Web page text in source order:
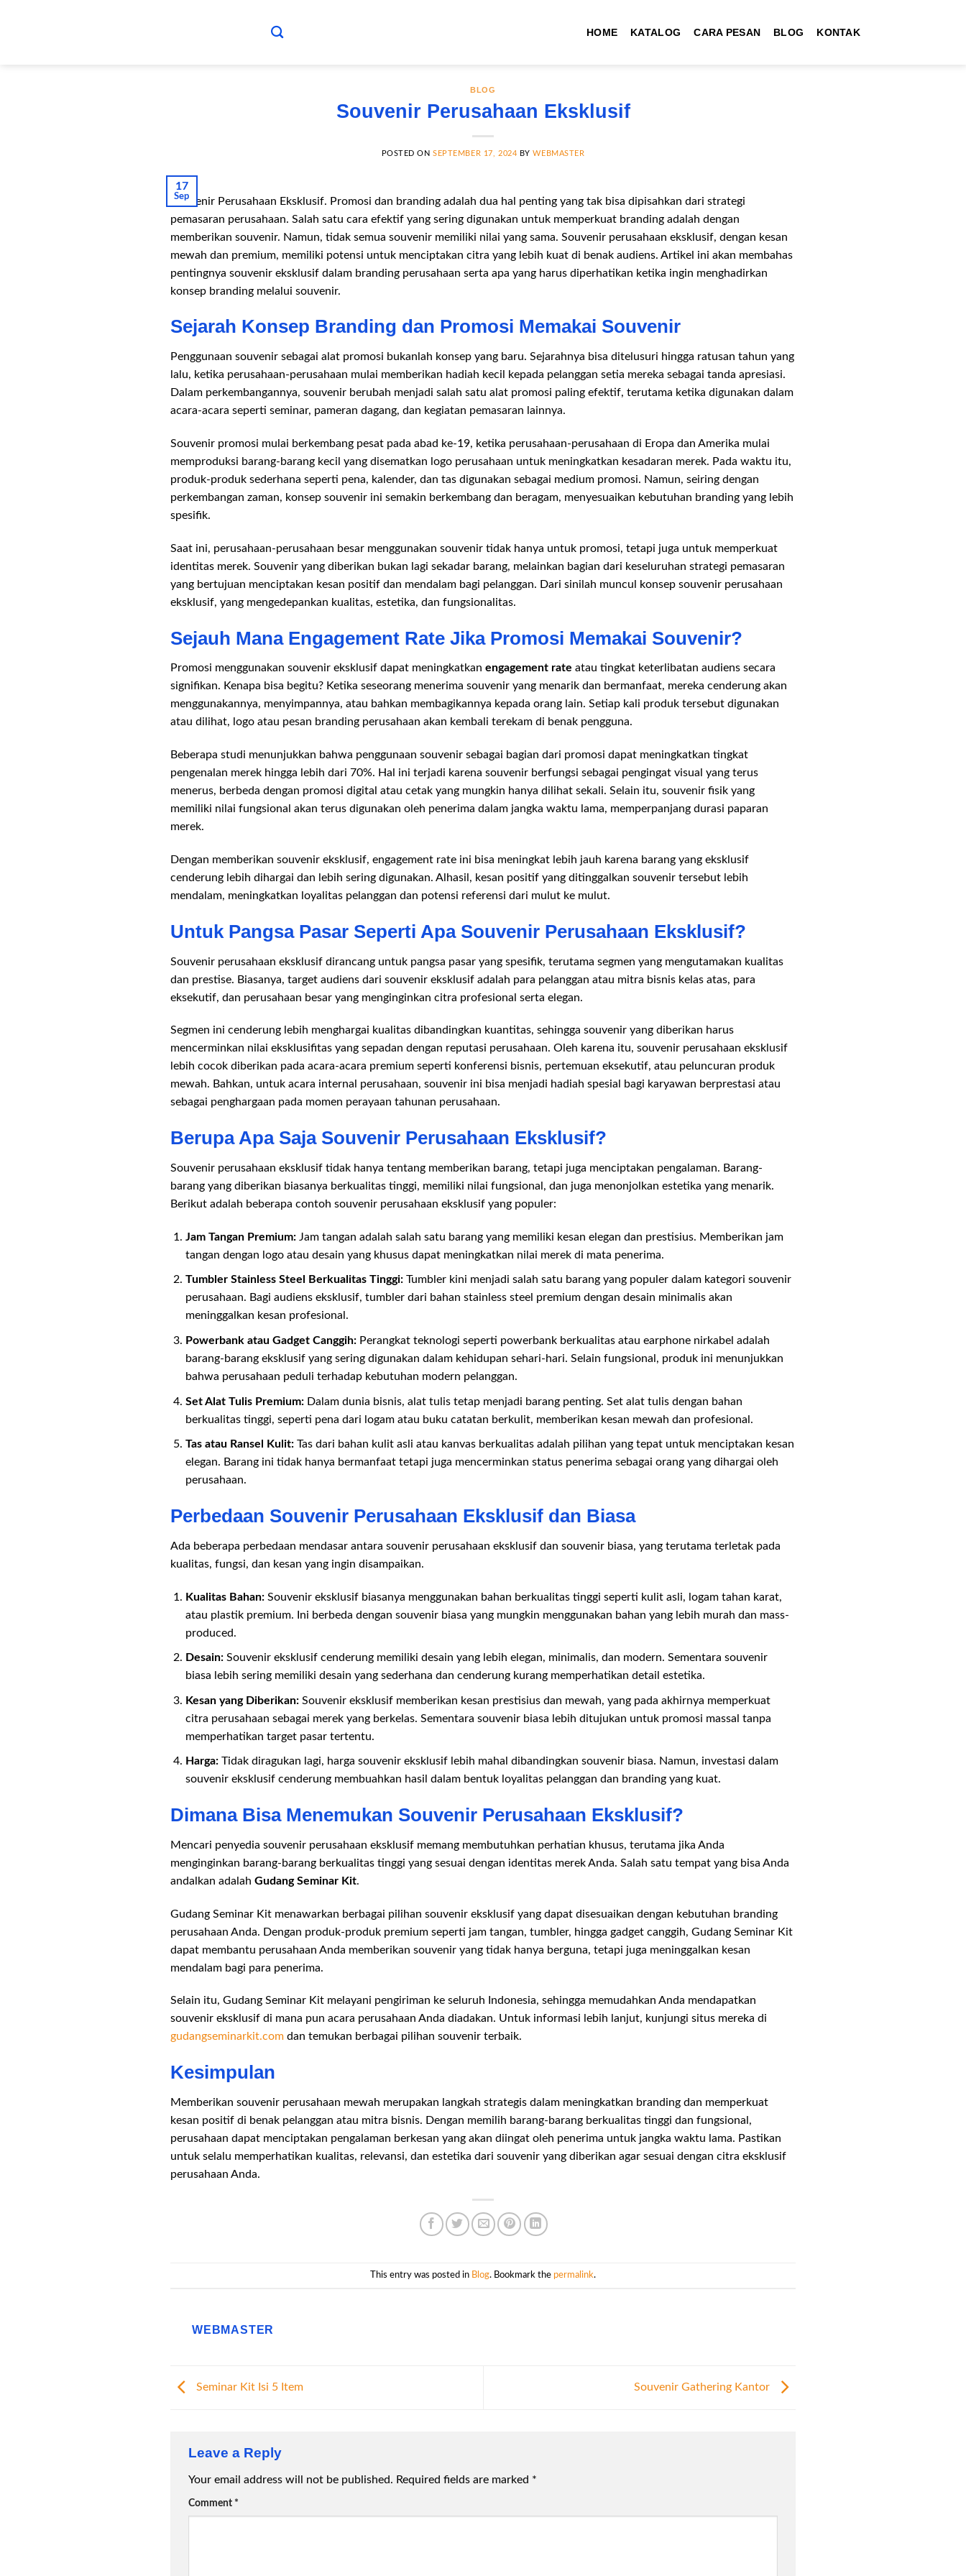
HOME KATALOG CARA PESAN BLOG KONTAK
BLOG
Souvenir Perusahaan Eksklusif
POSTED ONSEPTEMBER 17, 2024 BYWEBMASTER
17
Sep
Souvenir Perusahaan Eksklusif. Promosi dan branding adalah dua hal penting yang tak bisa dipisahkan dari strategi
pemasaran perusahaan. Salah satu cara efektif yang sering digunakan untuk memperkuat branding adalah dengan
memberikan souvenir. Namun, tidak semua souvenir memiliki nilai yang sama. Souvenir perusahaan eksklusif, dengan kesan
mewah dan premium, memiliki potensi untuk menciptakan citra yang lebih kuat di benak audiens. Artikel ini akan membahas
pentingnya souvenir eksklusif dalam branding perusahaan serta apa yang harus diperhatikan ketika ingin menghadirkan
konsep branding melalui souvenir.
Sejarah Konsep Branding dan Promosi Memakai Souvenir
Penggunaan souvenir sebagai alat promosi bukanlah konsep yang baru. Sejarahnya bisa ditelusuri hingga ratusan tahun yang
lalu, ketika perusahaan-perusahaan mulai memberikan hadiah kecil kepada pelanggan setia mereka sebagai tanda apresiasi.
Dalam perkembangannya, souvenir berubah menjadi salah satu alat promosi paling efektif, terutama ketika digunakan dalam
acara-acara seperti seminar, pameran dagang, dan kegiatan pemasaran lainnya.
Souvenir promosi mulai berkembang pesat pada abad ke-19, ketika perusahaan-perusahaan di Eropa dan Amerika mulai
memproduksi barang-barang kecil yang disematkan logo perusahaan untuk meningkatkan kesadaran merek. Pada waktu itu,
produk-produk sederhana seperti pena, kalender, dan tas digunakan sebagai medium promosi. Namun, seiring dengan
perkembangan zaman, konsep souvenir ini semakin berkembang dan beragam, menyesuaikan kebutuhan branding yang lebih
spesifik.
Saat ini, perusahaan-perusahaan besar menggunakan souvenir tidak hanya untuk promosi, tetapi juga untuk memperkuat
identitas merek. Souvenir yang diberikan bukan lagi sekadar barang, melainkan bagian dari keseluruhan strategi pemasaran
yang bertujuan menciptakan kesan positif dan mendalam bagi pelanggan. Dari sinilah muncul konsep souvenir perusahaan
eksklusif, yang mengedepankan kualitas, estetika, dan fungsionalitas.
Sejauh Mana Engagement Rate Jika Promosi Memakai Souvenir?
Promosi menggunakan souvenir eksklusif dapat meningkatkan engagement rate atau tingkat keterlibatan audiens secara
signifikan. Kenapa bisa begitu? Ketika seseorang menerima souvenir yang menarik dan bermanfaat, mereka cenderung akan
menggunakannya, menyimpannya, atau bahkan membagikannya kepada orang lain. Setiap kali produk tersebut digunakan
atau dilihat, logo atau pesan branding perusahaan akan kembali terekam di benak pengguna.
Beberapa studi menunjukkan bahwa penggunaan souvenir sebagai bagian dari promosi dapat meningkatkan tingkat
pengenalan merek hingga lebih dari 70%. Hal ini terjadi karena souvenir berfungsi sebagai pengingat visual yang terus
menerus, berbeda dengan promosi digital atau cetak yang mungkin hanya dilihat sekali. Selain itu, souvenir fisik yang
memiliki nilai fungsional akan terus digunakan oleh penerima dalam jangka waktu lama, memperpanjang durasi paparan
merek.
Dengan memberikan souvenir eksklusif, engagement rate ini bisa meningkat lebih jauh karena barang yang eksklusif
cenderung lebih dihargai dan lebih sering digunakan. Alhasil, kesan positif yang ditinggalkan souvenir tersebut lebih
mendalam, meningkatkan loyalitas pelanggan dan potensi referensi dari mulut ke mulut.
Untuk Pangsa Pasar Seperti Apa Souvenir Perusahaan Eksklusif?
Souvenir perusahaan eksklusif dirancang untuk pangsa pasar yang spesifik, terutama segmen yang mengutamakan kualitas
dan prestise. Biasanya, target audiens dari souvenir eksklusif adalah para pelanggan atau mitra bisnis kelas atas, para
eksekutif, dan perusahaan besar yang menginginkan citra profesional serta elegan.
Segmen ini cenderung lebih menghargai kualitas dibandingkan kuantitas, sehingga souvenir yang diberikan harus
mencerminkan nilai eksklusifitas yang sepadan dengan reputasi perusahaan. Oleh karena itu, souvenir perusahaan eksklusif
lebih cocok diberikan pada acara-acara premium seperti konferensi bisnis, pertemuan eksekutif, atau peluncuran produk
mewah. Bahkan, untuk acara internal perusahaan, souvenir ini bisa menjadi hadiah spesial bagi karyawan berprestasi atau
sebagai penghargaan pada momen perayaan tahunan perusahaan.
Berupa Apa Saja Souvenir Perusahaan Eksklusif?
Souvenir perusahaan eksklusif tidak hanya tentang memberikan barang, tetapi juga menciptakan pengalaman. Barang-
barang yang diberikan biasanya berkualitas tinggi, memiliki nilai fungsional, dan juga menonjolkan estetika yang menarik.
Berikut adalah beberapa contoh souvenir perusahaan eksklusif yang populer:
Jam Tangan Premium:Jam tangan adalah salah satu barang yang memiliki kesan elegan dan prestisius. Memberikan jam
tangan dengan logo atau desain yang khusus dapat meningkatkan nilai merek di mata penerima.
Tumbler Stainless Steel Berkualitas Tinggi:Tumbler kini menjadi salah satu barang yang populer dalam kategori souvenir
perusahaan. Bagi audiens eksklusif, tumbler dari bahan stainless steel premium dengan desain minimalis akan
meninggalkan kesan profesional.
Powerbank atau Gadget Canggih:Perangkat teknologi seperti powerbank berkualitas atau earphone nirkabel adalah
barang-barang eksklusif yang sering digunakan dalam kehidupan sehari-hari. Selain fungsional, produk ini menunjukkan
bahwa perusahaan peduli terhadap kebutuhan modern pelanggan.
Set Alat Tulis Premium:Dalam dunia bisnis, alat tulis tetap menjadi barang penting. Set alat tulis dengan bahan
berkualitas tinggi, seperti pena dari logam atau buku catatan berkulit, memberikan kesan mewah dan profesional.
Tas atau Ransel Kulit:Tas dari bahan kulit asli atau kanvas berkualitas adalah pilihan yang tepat untuk menciptakan kesan
elegan. Barang ini tidak hanya bermanfaat tetapi juga mencerminkan status penerima sebagai orang yang dihargai oleh
perusahaan.
Perbedaan Souvenir Perusahaan Eksklusif dan Biasa
Ada beberapa perbedaan mendasar antara souvenir perusahaan eksklusif dan souvenir biasa, yang terutama terletak pada
kualitas, fungsi, dan kesan yang ingin disampaikan.
Kualitas Bahan:Souvenir eksklusif biasanya menggunakan bahan berkualitas tinggi seperti kulit asli, logam tahan karat,
atau plastik premium. Ini berbeda dengan souvenir biasa yang mungkin menggunakan bahan yang lebih murah dan mass-
produced.
Desain:Souvenir eksklusif cenderung memiliki desain yang lebih elegan, minimalis, dan modern. Sementara souvenir
biasa lebih sering memiliki desain yang sederhana dan cenderung kurang memperhatikan detail estetika.
Kesan yang Diberikan:Souvenir eksklusif memberikan kesan prestisius dan mewah, yang pada akhirnya memperkuat
citra perusahaan sebagai merek yang berkelas. Sementara souvenir biasa lebih ditujukan untuk promosi massal tanpa
memperhatikan target pasar tertentu.
Harga:Tidak diragukan lagi, harga souvenir eksklusif lebih mahal dibandingkan souvenir biasa. Namun, investasi dalam
souvenir eksklusif cenderung membuahkan hasil dalam bentuk loyalitas pelanggan dan branding yang kuat.
Dimana Bisa Menemukan Souvenir Perusahaan Eksklusif?
Mencari penyedia souvenir perusahaan eksklusif memang membutuhkan perhatian khusus, terutama jika Anda
menginginkan barang-barang berkualitas tinggi yang sesuai dengan identitas merek Anda. Salah satu tempat yang bisa Anda
andalkan adalah Gudang Seminar Kit.
Gudang Seminar Kit menawarkan berbagai pilihan souvenir eksklusif yang dapat disesuaikan dengan kebutuhan branding
perusahaan Anda. Dengan produk-produk premium seperti jam tangan, tumbler, hingga gadget canggih, Gudang Seminar Kit
dapat membantu perusahaan Anda memberikan souvenir yang tidak hanya berguna, tetapi juga meninggalkan kesan
mendalam bagi para penerima.
Selain itu, Gudang Seminar Kit melayani pengiriman ke seluruh Indonesia, sehingga memudahkan Anda mendapatkan
souvenir eksklusif di mana pun acara perusahaan Anda diadakan. Untuk informasi lebih lanjut, kunjungi situs mereka di
gudangseminarkit.com dan temukan berbagai pilihan souvenir terbaik.
Kesimpulan
Memberikan souvenir perusahaan mewah merupakan langkah strategis dalam meningkatkan branding dan memperkuat
kesan positif di benak pelanggan atau mitra bisnis. Dengan memilih barang-barang berkualitas tinggi dan fungsional,
perusahaan dapat menciptakan pengalaman berkesan yang akan diingat oleh penerima untuk jangka waktu lama. Pastikan
untuk selalu memperhatikan kualitas, relevansi, dan estetika dari souvenir yang diberikan agar sesuai dengan citra eksklusif
perusahaan Anda.
This entry was posted in Blog. Bookmark the permalink.
WEBMASTER
Seminar Kit Isi 5 Item Souvenir Gathering Kantor
Leave a Reply
Your email address will not be published. Required fields are marked *
Comment *